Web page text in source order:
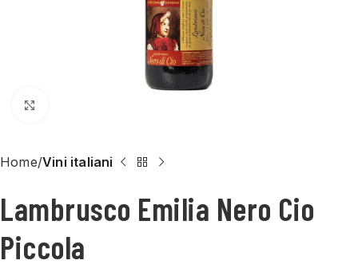
Home Vini italiani
Lambrusco Emilia Nero Cio
Piccola